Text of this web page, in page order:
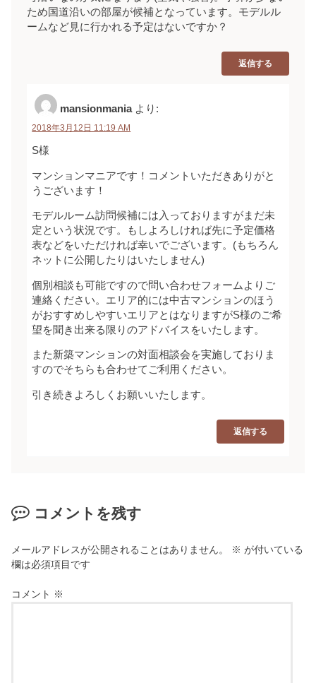
ため国道沿いの部屋が候補となっています。モデルル
ームなど見に行かれる予定はないですか？
返信する
mansionmania より:
2018年3月12日 11:19 AM
S様
マンションマニアです！コメントいただきありがと
うございます！
モデルルーム訪問候補には入っておりますがまだ未
定という状況です。もしよろしければ先に予定価格
表などをいただければ幸いでございます。(もちろん
ネットに公開したりはいたしません)
個別相談も可能ですので問い合わせフォームよりご
連絡ください。エリア的には中古マンションのほう
がおすすめしやすいエリアとはなりますがS様のご希
望を聞き出来る限りのアドバイスをいたします。
また新築マンションの対面相談会を実施しておりま
すのでそちらも合わせてご利用ください。
引き続きよろしくお願いいたします。
返信する
コメントを残す
メールアドレスが公開されることはありません。 ※ が付いている
欄は必須項目です
コメント ※